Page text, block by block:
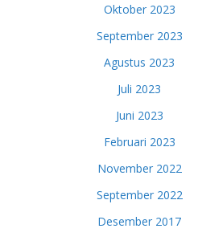
Oktober 2023
September 2023
Agustus 2023
Juli 2023
Juni 2023
Februari 2023
November 2022
September 2022
Desember 2017